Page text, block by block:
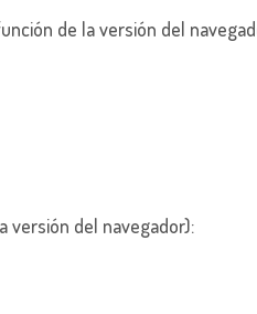
de la versión del
versión del navegador):